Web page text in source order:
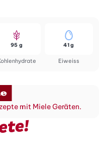
95 g
Eiweiss
41 g
mit Miele Geräten.